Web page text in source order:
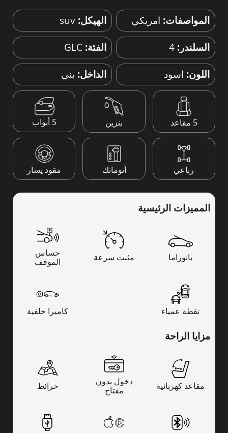
المواصفات: امريكي الهيكل: suv
السلندر: 4 الفئة: GLC
اللون: اسود الداخل: بني
5 مقاعد بنزين 5 أبواب
رباعي أتوماتك مقود يسار
المميزات الرئيسية
بانوراما مثبت سرعة
حساس
الموقف
نقطة عمياء كاميرا خلفية
مزايا الراحة
مقاعد كهربائية
دخول بدون
مفتاح
خرائط